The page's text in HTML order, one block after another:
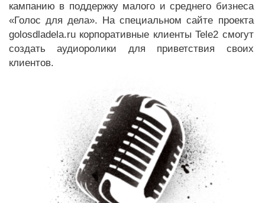
кампанию в поддержку малого и среднего бизнеса
«Голос для дела». На специальном сайте проекта
golosdladela.ru корпоративные клиенты Tele2 смогут
создать аудиоролики для приветствия своих
клиентов.